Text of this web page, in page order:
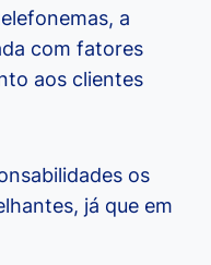
a
com fatores
aos clientes
os
já que em